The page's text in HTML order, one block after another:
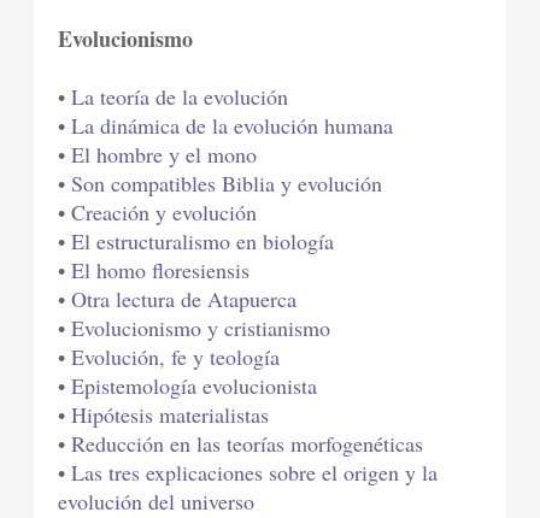
Evolucionismo
• La teoría de la evolución
• La dinámica de la evolución humana
• El hombre y el mono
• Son compatibles Biblia y evolución
• Creación y evolución
• El estructuralismo en biología
• El homo floresiensis
• Otra lectura de Atapuerca
•Evolucionismo y cristianismo
• Evolución, fe y teología
• Epistemología evolucionista
• Hipótesis materialistas
• Reducción en las teorías morfogenéticas
•Las tres explicaciones sobre el origen y la
evolución del universo